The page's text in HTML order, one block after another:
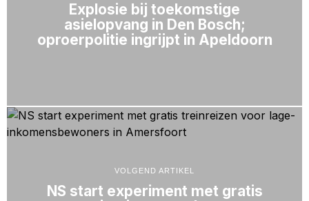
Explosie bij toekomstige
asielopvang in Den Bosch;
oproerpolitie ingrijpt in Apeldoorn
VOLGEND ARTIKEL
NS start experiment met gratis